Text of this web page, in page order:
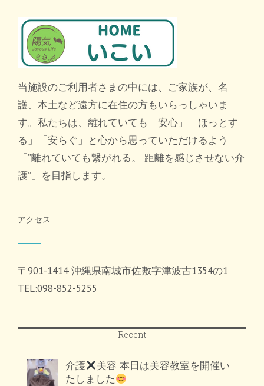
当施設のご利用者さまの中には、ご家族が、名
護、本土など遠方に在住の方もいらっしゃいま
す。私たちは、離れていても「安心」「ほっとす
る」「安らぐ」と心から思っていただけるよう
「”離れていても繋がれる。 距離を感じさせない介
護”」を目指します。
アクセス
〒901-1414 沖縄県南城市佐敷字津波古1354の1
TEL:098-852-5255
Recent
介護
美容 本日は美容教室を開催い
たしました